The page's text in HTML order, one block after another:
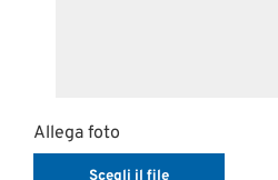
Allega foto